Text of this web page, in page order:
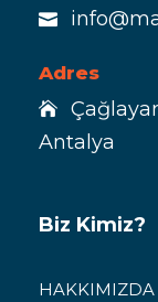
Adres
Antalya
Biz Kimiz?
HAKKIMIZDA